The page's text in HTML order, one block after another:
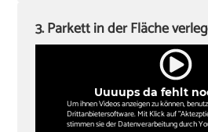
Uuuups da fehlt
Um ihnen Videos anzeigen zu können,
Drittanbietersoftware. Mit Klick auf
stimmen sie der Datenverarbeitung durch
3. Parkett in der Fläche